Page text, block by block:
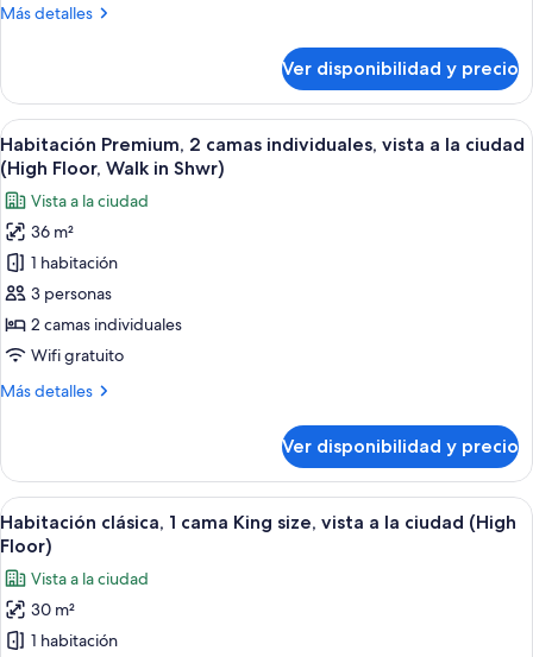
vista
ciudad
(Walk-
In
Shower)
Más detalles
Más
Premium,
camas
individuales,
vista
a
la
ciudad
(Walk-
In
Ver disponibilidad y precio
Ver
todas
las
fotos
de
Habitación
Premium,
2
camas
vista
ciudad
(High
Floor,
Walk
in
Shwr)
Una habitación de hotel con dos
4
Habitación Premium, 2 camas individuales, vista a la ciudad
(High Floor, Walk in Shwr)
Vista a la ciudad
36 m²
1 habitación
3 personas
2 camas individuales
Wifi gratuito
Más detalles
Más
Premium,
camas
individuales,
a
la
ciudad
(High
Ver disponibilidad y precio
Ver
todas
las
fotos
de
Habitación
Habitación de hotel con una cama
3
Habitación clásica, 1 cama King size, vista a la ciudad (High
Floor)
Vista a la ciudad
30 m²
1 habitación